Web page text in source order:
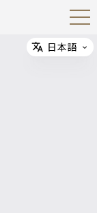
Open
Navig
Select
日本語